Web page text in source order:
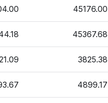
45176.00
45367.68
3825.38
4899.17